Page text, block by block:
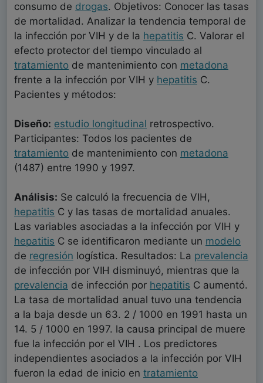
consumo de drogas. Objetivos: Conocer las tasas
de mortalidad. Analizar la tendencia temporal de
la infección por VIH y de la hepatitis C. Valorar el
efecto protector del tiempo vinculado al
tratamiento de mantenimiento con metadona
frente a la infección por VIH y hepatitis C.
Pacientes y métodos:
Diseño: estudio longitudinal retrospectivo.
Participantes: Todos los pacientes de
tratamiento de mantenimiento con metadona
(1487) entre 1990 y 1997.
Análisis: Se calculó la frecuencia de VIH,
hepatitis C y las tasas de mortalidad anuales.
Las variables asociadas a la infección por VIH y
hepatitis C se identificaron mediante un modelo
de regresión logística. Resultados: La prevalencia
de infección por VIH disminuyó, mientras que la
prevalencia de infección por hepatitis C aumentó.
La tasa de mortalidad anual tuvo una tendencia
a la baja desde un 63. 2 / 1000 en 1991 hasta un
14. 5 / 1000 en 1997. la causa principal de muere
fue la infección por el VIH . Los predictores
independientes asociados a la infección por VIH
fueron la edad de inicio en tratamiento